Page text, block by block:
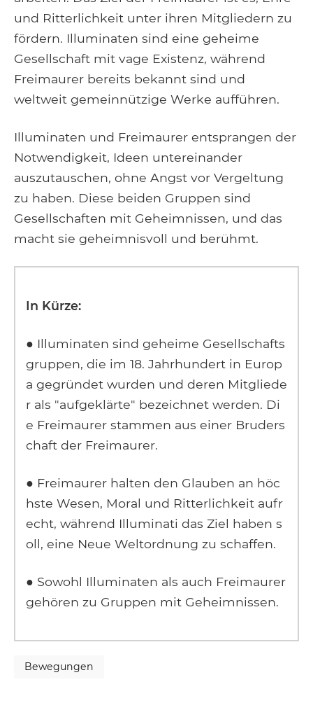
und Ritterlichkeit unter ihren Mitgliedern zu
fördern. Illuminaten sind eine geheime
Gesellschaft mit vage Existenz, während
Freimaurer bereits bekannt sind und
weltweit gemeinnützige Werke aufführen.
Illuminaten und Freimaurer entsprangen der
Notwendigkeit, Ideen untereinander
auszutauschen, ohne Angst vor Vergeltung
zu haben. Diese beiden Gruppen sind
Gesellschaften mit Geheimnissen, und das
macht sie geheimnisvoll und berühmt.
In Kürze:
● Illuminaten sind geheime Gesellschafts
gruppen, die im 18. Jahrhundert in Europ
a gegründet wurden und deren Mitgliede
r als "aufgeklärte" bezeichnet werden. Di
e Freimaurer stammen aus einer Bruders
chaft der Freimaurer.
● Freimaurer halten den Glauben an höc
hste Wesen, Moral und Ritterlichkeit aufr
echt, während Illuminati das Ziel haben s
oll, eine Neue Weltordnung zu schaffen.
● Sowohl Illuminaten als auch Freimaurer
gehören zu Gruppen mit Geheimnissen.
Bewegungen